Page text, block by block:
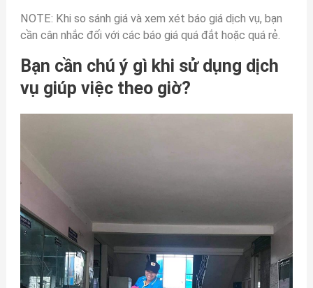
NOTE: Khi so sánh giá và xem xét báo giá dịch vụ, bạn
cần cân nhắc đối với các báo giá quá đắt hoặc quá rẻ.
Bạn cần chú ý gì khi sử dụng dịch
vụ giúp việc theo giờ?